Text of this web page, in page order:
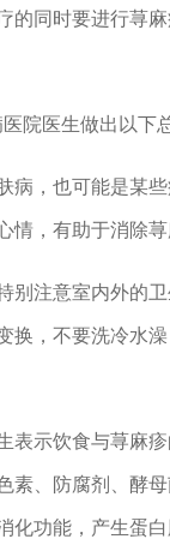
的同时要进行荨
医生做出以下
，也可能是某些
情，有助于消除荨
注意室内外的卫
换，不要洗冷水
示饮食与荨麻疹
、防腐剂、酵
功能，产生蛋